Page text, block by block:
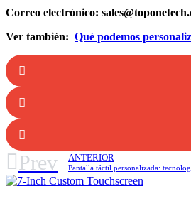
Correo electrónico:
Ver también: Qué podemos
Prev ANTERIOR
Pantalla táctil personalizada: